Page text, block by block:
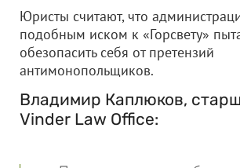
Юристы считают, что
подобным иском к «Горсвету»
обезопасить себя от претензий
антимонопольщиков.
Владимир Каплюков,
Vinder Law Office: